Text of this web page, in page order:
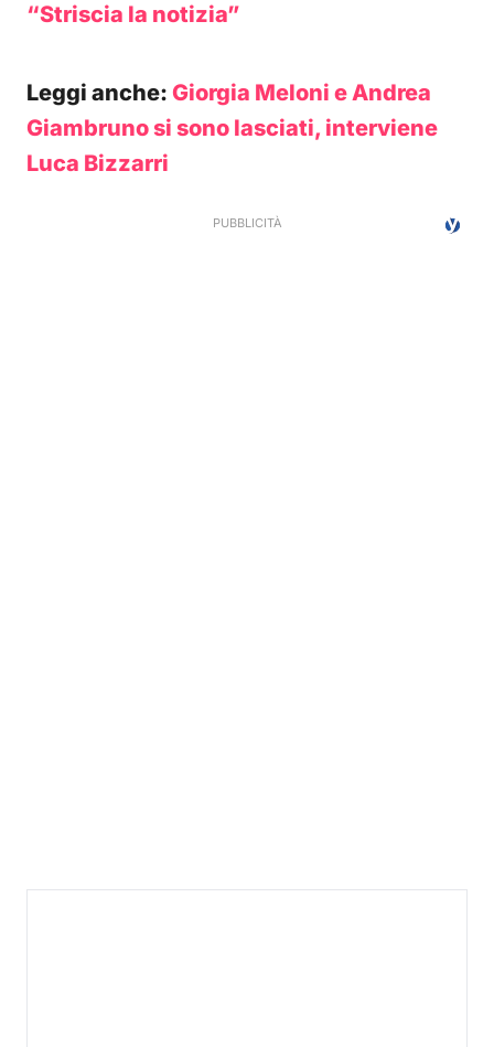
“Striscia la notizia”
Leggi anche: Giorgia Meloni e Andrea
Giambruno si sono lasciati, interviene
Luca Bizzarri